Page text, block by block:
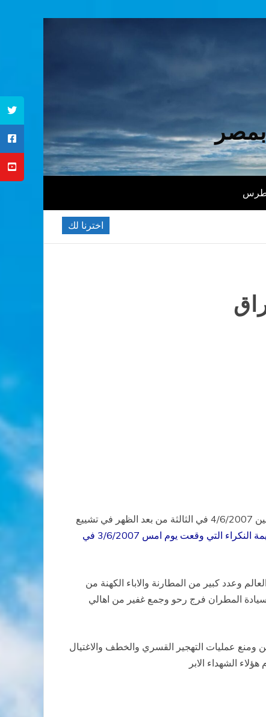
بمصر
اخترنا لك
شارك حوالي الف شخص من أبناء الشعب المسيحي العراقي من قرى و بلدات سهل نينوى ومناطق أخرى في كرملش يوم الاثنين 4/6/2007 في الثالثة من بعد الظهر في تشييع
استشهدوا اثر الجريمة النكراء التي وقعت يوم امس 3/6/2007 في
وعدد كبير من المطارنة والاباء الكهنة من
المطران فرج رحو وجمع غفير من اهالي
ومنع عمليات التهجير القسري والخطف والاغتيال
الشهداء الابر